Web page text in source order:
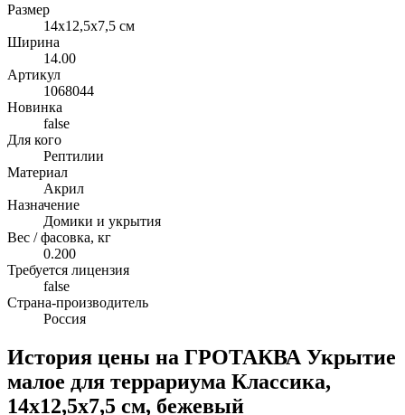
Размер
14х12,5х7,5 см
Ширина
14.00
Артикул
1068044
Новинка
false
Для кого
Рептилии
Материал
Акрил
Назначение
Домики и укрытия
Вес / фасовка, кг
0.200
Требуется лицензия
false
Страна-производитель
Россия
История цены на ГРОТАКВА Укрытие
малое для террариума Классика,
14х12,5х7,5 см, бежевый